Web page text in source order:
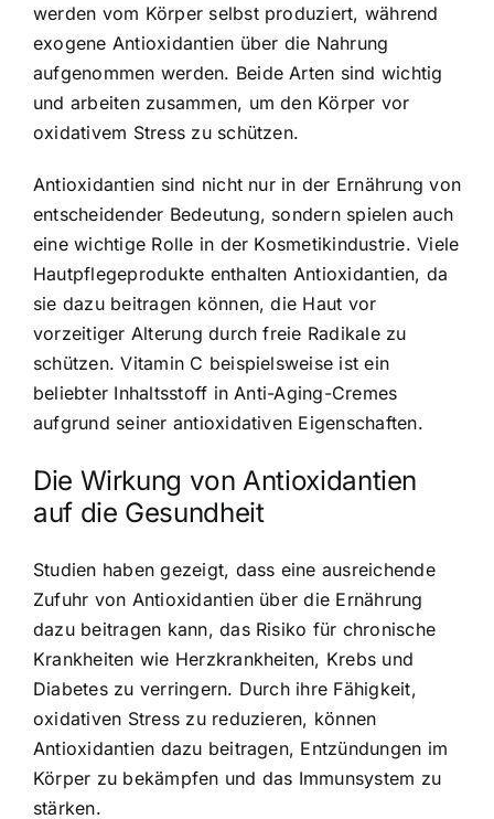
werden vom Körper selbst produziert, während
exogene Antioxidantien über die Nahrung
aufgenommen werden. Beide Arten sind wichtig
und arbeiten zusammen, um den Körper vor
oxidativem Stress zu schützen.
Antioxidantien sind nicht nur in der Ernährung von
entscheidender Bedeutung, sondern spielen auch
eine wichtige Rolle in der Kosmetikindustrie. Viele
Hautpflegeprodukte enthalten Antioxidantien, da
sie dazu beitragen können, die Haut vor
vorzeitiger Alterung durch freie Radikale zu
schützen. Vitamin C beispielsweise ist ein
beliebter Inhaltsstoff in Anti-Aging-Cremes
aufgrund seiner antioxidativen Eigenschaften.
Die Wirkung von Antioxidantien
auf die Gesundheit
Studien haben gezeigt, dass eine ausreichende
Zufuhr von Antioxidantien über die Ernährung
dazu beitragen kann, das Risiko für chronische
Krankheiten wie Herzkrankheiten, Krebs und
Diabetes zu verringern. Durch ihre Fähigkeit,
oxidativen Stress zu reduzieren, können
Antioxidantien dazu beitragen, Entzündungen im
Körper zu bekämpfen und das Immunsystem zu
stärken.